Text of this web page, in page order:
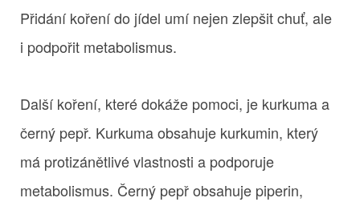
Přidání koření do jídel umí nejen zlepšit chuť, ale
i podpořit metabolismus.
Další koření, které dokáže pomoci, je kurkuma a
černý pepř. Kurkuma obsahuje kurkumin, který
má protizánětlivé vlastnosti a podporuje
metabolismus. Černý pepř obsahuje piperin,